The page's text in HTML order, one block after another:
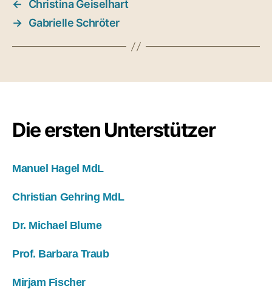
←
Christina Geiselhart
→ Gabrielle Schröter
Die ersten Unterstützer
Manuel Hagel MdL
Christian Gehring MdL
Dr. Michael Blume
Prof. Barbara Traub
Mirjam Fischer